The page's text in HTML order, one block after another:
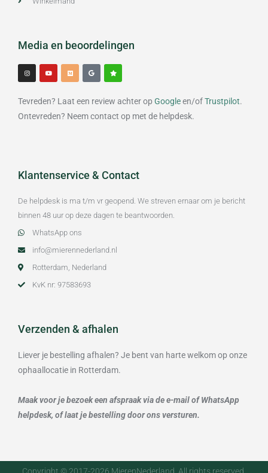
Media en beoordelingen
I
n
s
t
r
m
Y
o
t
e
M
e
d
i
G
o
o
g
S
t
a
r
Tevreden? Laat een review achter op Googleen/ofTrustpilot.
Ontevreden? Neem contact op met de helpdesk.
Klantenservice & Contact
De helpdesk is ma t/m vr geopend. We streven ernaar om je bericht
binnen 48 uur op deze dagen te beantwoorden.
WhatsApp ons
info@mierennederland.nl
Rotterdam, Nederland
KvK nr: 97583693
Verzenden & afhalen
Liever je bestelling afhalen? Je bent van harte welkom op onze
ophaallocatie in Rotterdam.
Maak voor je bezoek een afspraak via de e-mail of WhatsApp
helpdesk, of laat je bestelling door ons versturen.